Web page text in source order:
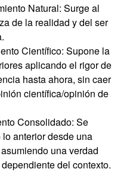
Natural: Surge al
de la realidad y del ser
Científico: Supone la
aplicando el rigor de
hasta ahora, sin caer
científica/opinión de
Consolidado: Se
anterior desde una
una verdad
del contexto.